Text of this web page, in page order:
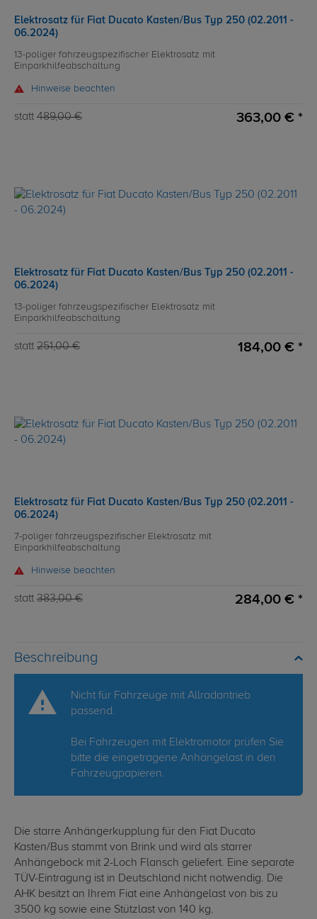
Elektrosatz für Fiat Ducato Kasten/Bus Typ 250 (02.2011 -
06.2024)
13-poliger fahrzeugspezifischer Elektrosatz mit
Einparkhilfeabschaltung
Hinweise beachten
statt 489,00 € 363,00 € *
Elektrosatz für Fiat Ducato Kasten/Bus Typ 250 (02.2011 -
06.2024)
13-poliger fahrzeugspezifischer Elektrosatz mit
Einparkhilfeabschaltung
statt 251,00 € 184,00 € *
Elektrosatz für Fiat Ducato Kasten/Bus Typ 250 (02.2011 -
06.2024)
7-poliger fahrzeugspezifischer Elektrosatz mit
Einparkhilfeabschaltung
Hinweise beachten
statt 383,00 € 284,00 € *
Beschreibung
Nicht für Fahrzeuge mit Allradantrieb
passend.
Bei Fahrzeugen mit Elektromotor prüfen Sie
bitte die eingetragene Anhängelast in den
Fahrzeugpapieren.
Die starre Anhängerkupplung für den Fiat Ducato
Kasten/Bus stammt von Brink und wird als starrer
Anhängebock mit 2-Loch Flansch geliefert. Eine separate
TÜV-Eintragung ist in Deutschland nicht notwendig. Die
AHK besitzt an Ihrem Fiat eine Anhängelast von bis zu
3500 kg sowie eine Stützlast von 140 kg.